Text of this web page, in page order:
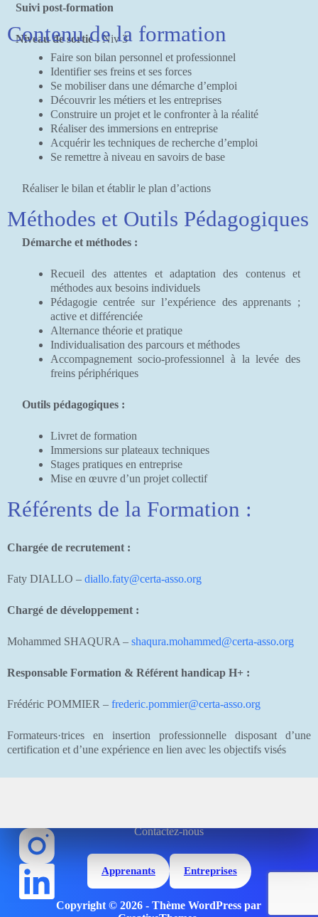
Suivi post-formation
Niveau de sortie :Niv 3
Contenu de la formation
Faire son bilan personnel et professionnel
Identifier ses freins et ses forces
Se mobiliser dans une démarche d’emploi
Découvrir les métiers et les entreprises
Construire un projet et le confronter à la réalité
Réaliser des immersions en entreprise
Acquérir les techniques de recherche d’emploi
Se remettre à niveau en savoirs de base
Réaliser le bilan et établir le plan d’actions
Méthodes et Outils Pédagogiques
Démarche et méthodes :
Recueil des attentes et adaptation des contenus et
méthodes aux besoins individuels
Pédagogie centrée sur l’expérience des apprenants ;
active et différenciée
Alternance théorie et pratique
Individualisation des parcours et méthodes
Accompagnement socio-professionnel à la levée des
freins périphériques
Outils pédagogiques :
Livret de formation
Immersions sur plateaux techniques
Stages pratiques en entreprise
Mise en œuvre d’un projet collectif
Référents de la Formation :
Chargée de recrutement :
Faty DIALLO – diallo.faty@certa-asso.org
Chargé de développement :
Mohammed SHAQURA – shaqura.mohammed@certa-asso.org
Responsable Formation & Référent handicap H+ :
Frédéric POMMIER – frederic.pommier@certa-asso.org
Formateurs·trices en insertion professionnelle disposant d’une
certification et d’une expérience en lien avec les objectifs visés
Contactez-nous
Apprenants Entreprises
Copyright © 2026 - Thème WordPress par